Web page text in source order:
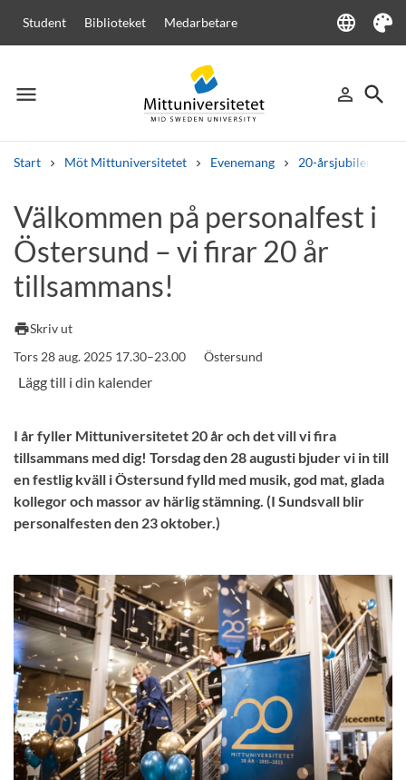
Student Biblioteket Medarbetare language
Language
Tema
menu
Meny person_outline
Logga in
search
Sök
Start Möt Mittuniversitetet Evenemang 20-årsjubileum
Andra söktjänster
Kurser och program KursplanerVälkomstbrev Personal
Lediga jobb
Välkommen på personalfest i
Östersund – vi firar 20 år
tillsammans!
printSkriv ut
Tors 28 aug. 2025 17.30–23.00
Östersund
I år fyller Mittuniversitetet 20 år och det vill vi fira
tillsammans med dig! Torsdag den 28 augusti bjuder vi in till
en festlig kväll i Östersund fylld med musik, god mat, glada
kollegor och massor av härlig stämning. (I Sundsvall blir
personalfesten den 23 oktober.)